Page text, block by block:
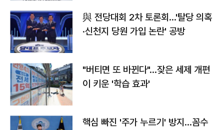
與 전당대회 2차 토론회…'탈당 의혹
·신천지 당원 가입 논란' 공방
"버티면 또 바뀐다"…잦은 세제 개편
이 키운 '학습 효과'
핵심 빠진 '주가 누르기' 방지…꼼수